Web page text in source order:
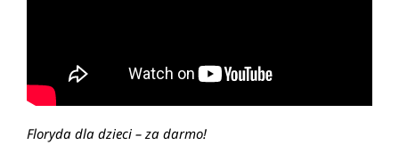
Floryda dla dzieci – za darmo!